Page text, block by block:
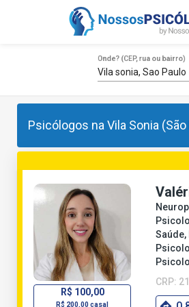
Onde? (CEP, rua ou bairro)
Psicólogos na Vila Sonia
R$ 100,00
R$ 200,00 casal
CRP: